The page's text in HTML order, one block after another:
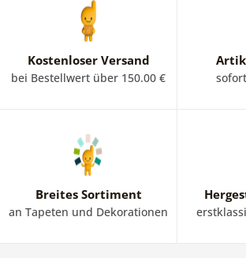
Kostenloser Versand
bei Bestellwert über 150.00 €
Breites Sortiment
an Tapeten und Dekorationen